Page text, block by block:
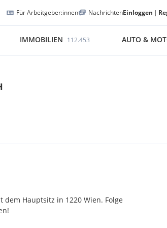
Für Arbeitgeber:innen NachrichtenEinloggen |
IMMOBILIEN 112.453 AUTO &
Hauptsitz in 1220 Wien. Folge